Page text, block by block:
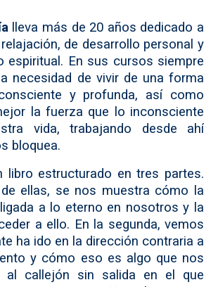
lleva más de 20 años dedicado a
de desarrollo personal y
espiritual. En sus cursos siempre
necesidad de vivir de una forma
y profunda, así como
la fuerza que lo inconsciente
vida, trabajando desde ahí
bloquea.
libro estructurado en tres partes.
ellas, se nos muestra cómo la
a lo eterno en nosotros y la
a ello. En la segunda, vemos
ha ido en la dirección contraria a
y cómo eso es algo que nos
al callejón sin salida en el que